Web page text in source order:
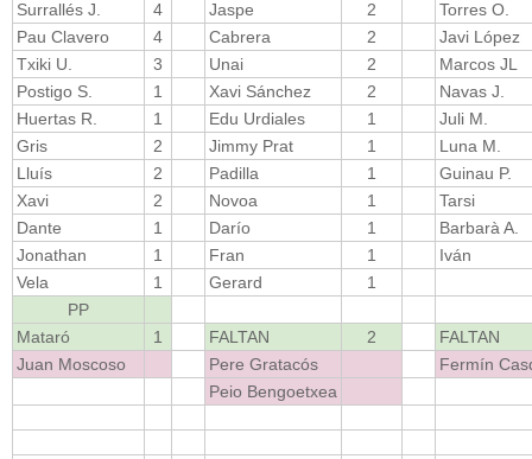
Surrallés J.
4 Jaspe 2
Torres O.
Pau Clavero
4 Cabrera 2
Javi López
Txiki U.
3 Unai 2
Marcos JL
Postigo S.
1 Xavi Sánchez 2
Navas J.
Huertas R.
1 Edu Urdiales 1
Juli M.
Gris
2 Jimmy Prat 1
Luna M.
Lluís
2 Padilla 1
Guinau P.
Xavi
2 Novoa 1
Tarsi
Dante
1 Darío 1
Barbarà A.
Jonathan
1 Fran 1
Iván
Vela
1 Gerard
1
PP
Mataró
1 FALTAN 2
FALTAN
Juan Moscoso
Pere Gratacós
Fermín
Peio Bengoetxea